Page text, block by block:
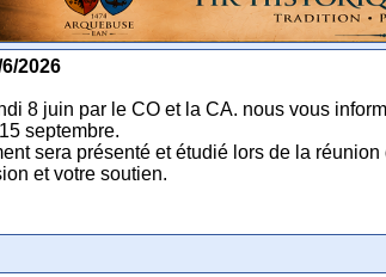
2026
8 juin par le CO et la CA. nous vous
septembre.
sera présenté et étudié lors de la
et votre soutien.